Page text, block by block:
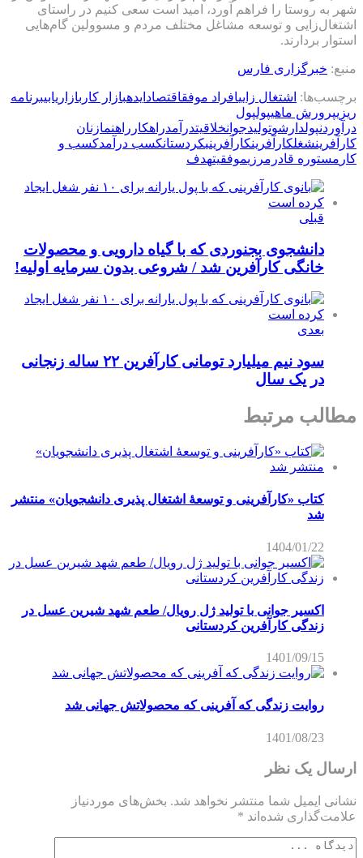
شهر به روستا را فراهم آورد، امید است سعی کنیم در راستای
اشتغال‌زایی و توسعه مشاغل مختلف مردم و مسوولین گام‌هایی
استوار بردارند.
منبع: خبرگزاری فارس
برچسب‌ها: اشتغال زاییافراد موفقاقتصاد ایدهبازار کار بازاریابیبرنامه
ریزیپرورش ماهیپولپول
درآوردنپولدارشوتولیدجوانخلاقیتدرآمدراهکار راهنمازنان
کارآفرینشغلکارآفرینکارآفرینیکردستانکسب درآمدکسب و
کار مستوره قادرمرزیموفقیتهدف
قبلی
دانشجوی بجنوردی که با گیاه دارویی و محصولات
خانگی کارآفرین شد / شروعی بدون سرمایه اولیه!
بعدی
سود نیم میلیارد تومانی کارآفرین ۲۲ ساله زنجانی
در یک سال
مطالب مرتبط
کتاب «کارآفرینی و توسعۀ اشتغال پذیری دانشجویان» منتشر
شد
1404/01/22
اکسیر جوانی با تولید ژل رویال/ طعم شهد شیرین عسل‌ در
زندگی کارآفرین کردستانی
1401/09/15
روایت زندگی که آفرینی که محصولاتش جهانی شد
1401/08/23
ارسال یک نظر
نشانی ایمیل شما منتشر نخواهد شد. بخش‌های موردنیاز
علامت‌گذاری شده‌اند *